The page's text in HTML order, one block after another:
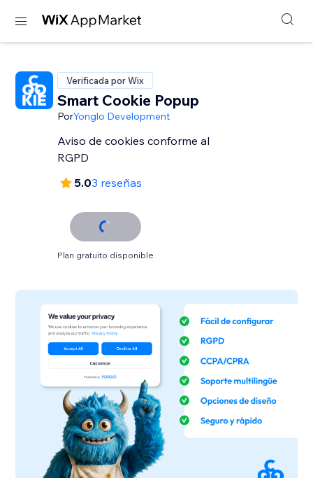
Verificada por Wix
Smart Cookie Popup
PorYonglo Development
Aviso de cookies conforme al
RGPD
5.03 reseñas
Plan gratuito disponible